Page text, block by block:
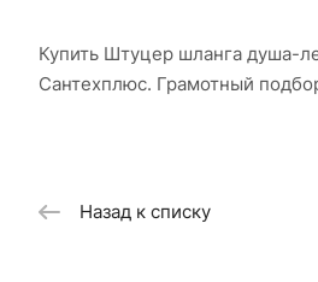
Купить Штуцер шланга душа-
Сантехплюс. Грамотный
Назад к списку